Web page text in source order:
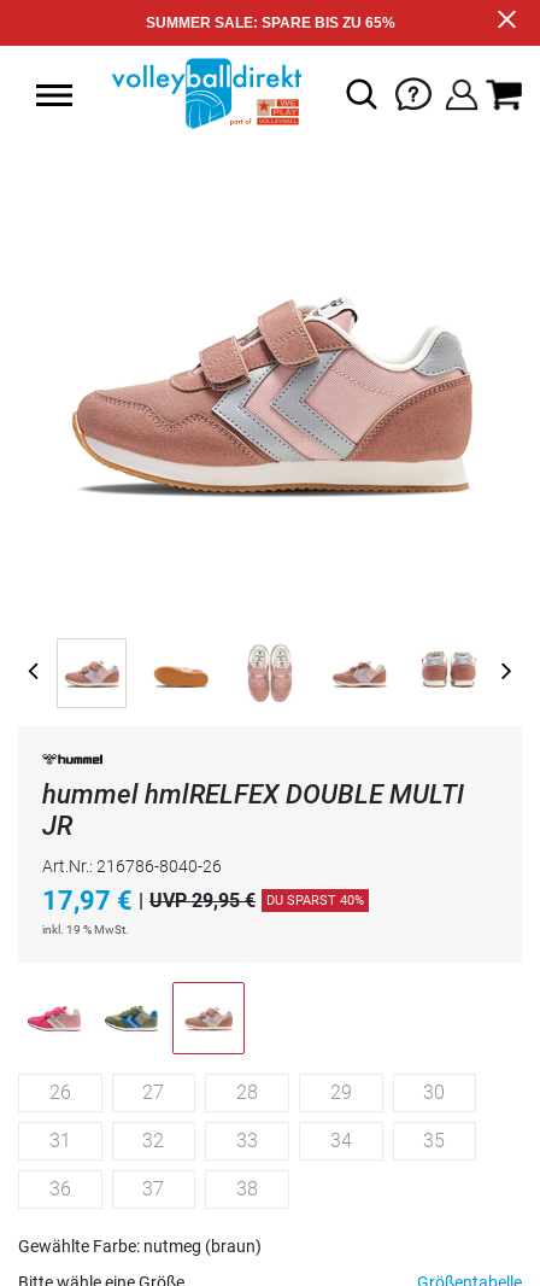
SUMMER SALE: SPARE BIS ZU 65%
hummel hmlRELFEX DOUBLE MULTI
JR
Art.Nr.: 216786-8040-26
17,97 € | UVP 29,95 € DU SPARST 40%
inkl. 19 % MwSt.
26 27 28 29 30
31 32 33 34 35
36 37 38
Gewählte Farbe: nutmeg (braun)